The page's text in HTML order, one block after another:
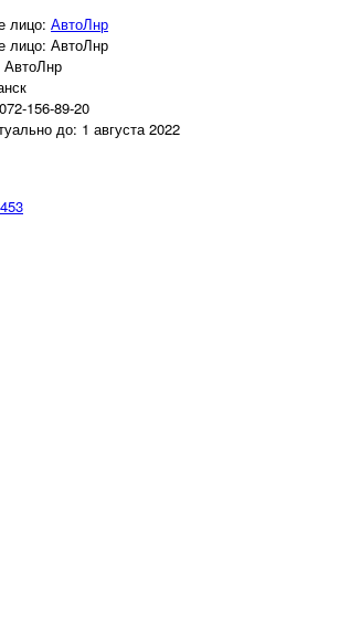
лицо: АвтоЛнр
лицо: АвтоЛнр
АвтоЛнр
072-156-89-20
до: 1 августа 2022